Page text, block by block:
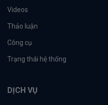
Videos
Thảo luận
Công cụ
Trạng thái hệ thống
DỊCH VỤ